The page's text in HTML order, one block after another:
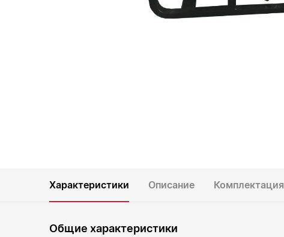
Характеристики Описание Комплектация
Общие характеристики